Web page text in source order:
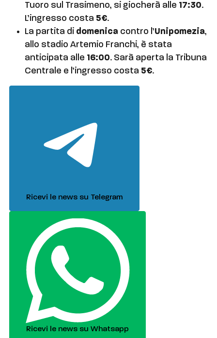
Tuoro sul Trasimeno, si giocherà alle 17:30.
L’ingresso costa 5€.
La partita di domenica contro l’Unipomezia,
allo stadio Artemio Franchi, è stata
anticipata alle 16:00. Sarà aperta la Tribuna
Centrale e l’ingresso costa 5€.
Ricevi le news su Telegram
Ricevi le news su Whatsapp